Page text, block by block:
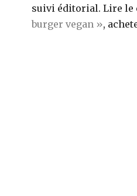
suivi éditorial. Lire le
burger vegan »,